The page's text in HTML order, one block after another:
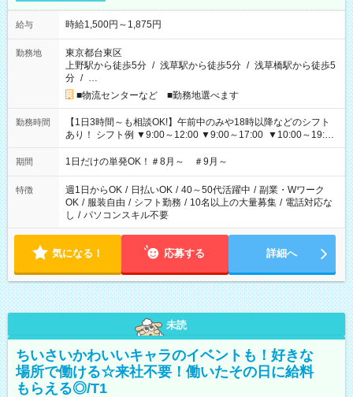
給与 時給1,500円～1,875円
勤務地
東京都台東区
上野駅から徒歩5分 / 浅草駅から徒歩5分 / 浅草橋駅から徒歩5
分 / …
■物流センターなど ■勤務地選べます
勤務時間
【1日3時間～も相談OK!】午前中のみや18時以降などのシフト
あり！ シフト例 ▼9:00～12:00 ▼9:00～17:00 ▼10:00～19:00
▼18:00～21:00
期間 1日だけの単発OK！＃8月～ ＃9月～
特徴 週1日からOK / 日払いOK / 40～50代活躍中 / 副業・Wワーク
OK / 服装自由 / シフト勤務 / 10名以上の大量募集 / 電話対応な
し / パソコンスキル不要
気になる！ 応募する 詳細へ
未読
ちいさいかわいいキャラのイベントも！好きな
場所で働ける☆来社不要！働いたその日に給料
もらえる◎/T1